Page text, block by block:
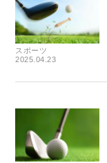
スポーツ
2025.04.23